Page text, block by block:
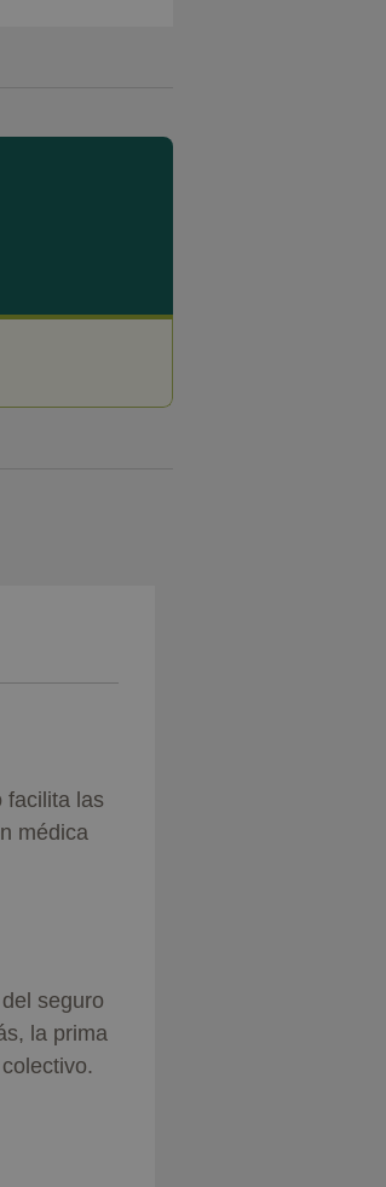
facilita las
médica
seguro
la prima